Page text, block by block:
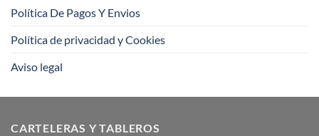
Política De Pagos Y Envios
Política de privacidad y Cookies
Aviso legal
CARTELERAS Y TABLEROS